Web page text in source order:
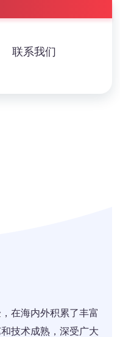
联系我们
在海内外积累了丰富
技术成熟，深受广大